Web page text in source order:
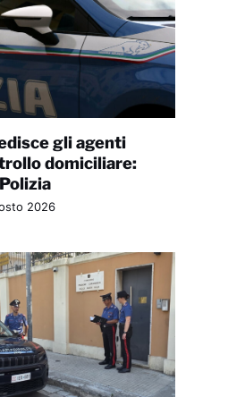
gli agenti
domiciliare:
2026